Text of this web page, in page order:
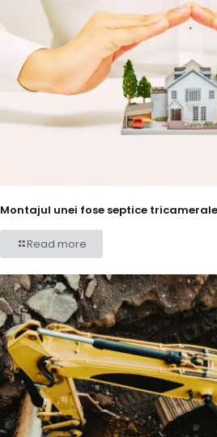
Montajul unei fose septice
Read more